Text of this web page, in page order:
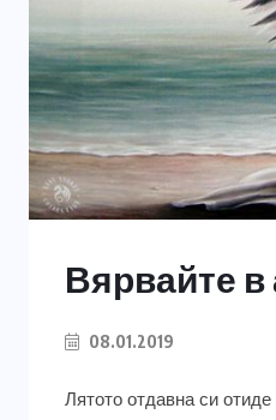
Вярвайте в
08.01.2019
Лятото отдавна си